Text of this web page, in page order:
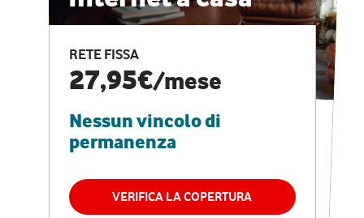
RETE FISSA
27,95€/mese
Nessun vincolo di
permanenza
VERIFICA LA COPERTURA
CASA PRO
Internet veloce e
vantaggi speciali
RETE FISSA + VODAFONE CLUB
29,95€
permanenza